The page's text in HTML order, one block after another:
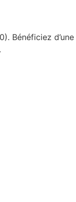
Bénéficiez d’une